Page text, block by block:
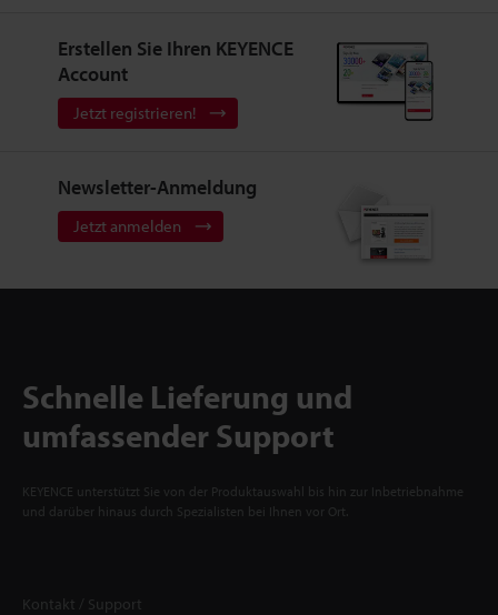
Erstellen Sie Ihren KEYENCE
Account
Jetzt registrieren!
Newsletter-Anmeldung
Jetzt anmelden
Schnelle Lieferung und
umfassender Support
KEYENCE unterstützt Sie von der Produktauswahl bis hin zur Inbetriebnahme
und darüber hinaus durch Spezialisten bei Ihnen vor Ort.
Kontakt / Support